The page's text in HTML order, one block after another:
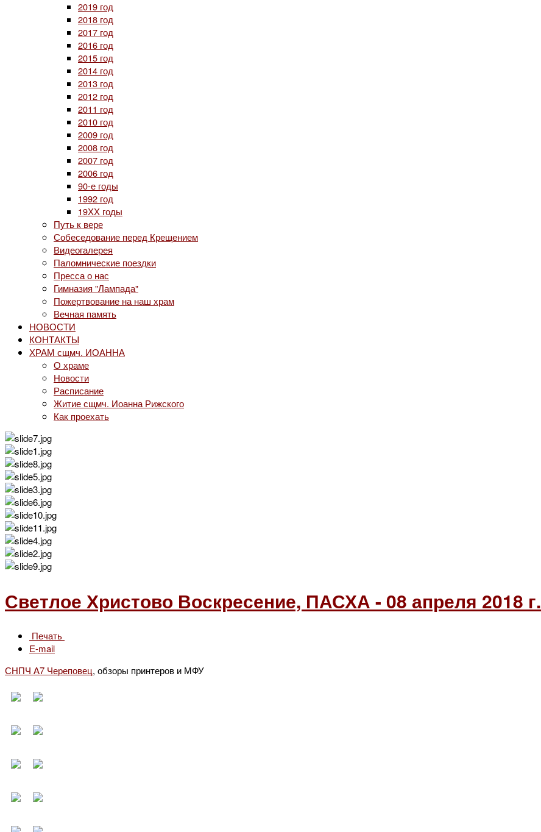
2019 год
2018 год
2017 год
2016 год
2015 год
2014 год
2013 год
2012 год
2011 год
2010 год
2009 год
2008 год
2007 год
2006 год
90-е годы
1992 год
19ХХ годы
Путь к вере
Собеседование перед Крещением
Видеогалерея
Паломнические поездки
Пресса о нас
Гимназия "Лампада"
Пожертвование на наш храм
Вечная память
НОВОСТИ
КОНТАКТЫ
ХРАМ сщмч. ИОАННА
О храме
Новости
Расписание
Житие сщмч. Иоанна Рижского
Как проехать
Светлое Христово Воскресение, ПАСХА - 08 апреля 2018 г.
Печать
E-mail
СНПЧ А7 Череповец, обзоры принтеров и МФУ